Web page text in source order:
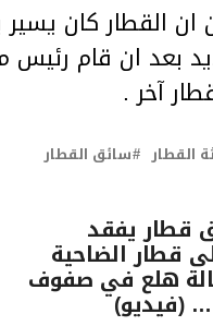
القطار كان
بعد ان قام رئيس
آخر .
القطار سائق القطار
قطار يفقد
قطار الضاحية
هلع في صفوف
(فيديو)